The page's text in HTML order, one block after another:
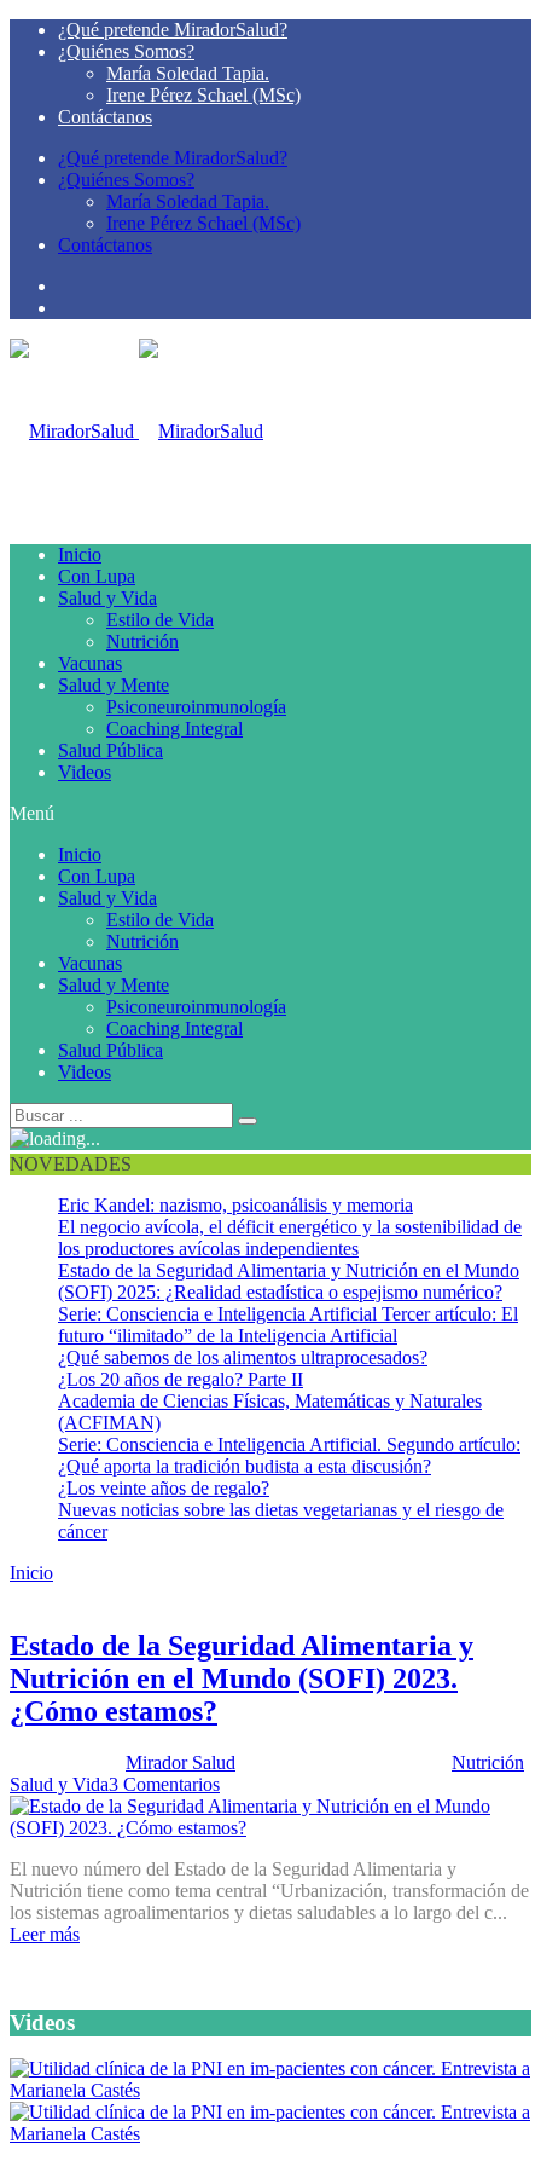
¿Qué pretende MiradorSalud?
¿Quiénes Somos?
María Soledad Tapia.
Irene Pérez Schael (MSc)
Contáctanos
¿Qué pretende MiradorSalud?
¿Quiénes Somos?
María Soledad Tapia.
Irene Pérez Schael (MSc)
Contáctanos
Inicio
Con Lupa
Salud y Vida
Estilo de Vida
Nutrición
Vacunas
Salud y Mente
Psiconeuroinmunología
Coaching Integral
Salud Pública
Videos
Menú
Inicio
Con Lupa
Salud y Vida
Estilo de Vida
Nutrición
Vacunas
Salud y Mente
Psiconeuroinmunología
Coaching Integral
Salud Pública
Videos
NOVEDADES
Eric Kandel: nazismo, psicoanálisis y memoria
El negocio avícola, el déficit energético y la sostenibilidad de
los productores avícolas independientes
Estado de la Seguridad Alimentaria y Nutrición en el Mundo
(SOFI) 2025: ¿Realidad estadística o espejismo numérico?
Serie: Consciencia e Inteligencia Artificial Tercer artículo: El
futuro “ilimitado” de la Inteligencia Artificial
¿Qué sabemos de los alimentos ultraprocesados?
¿Los 20 años de regalo? Parte II
Academia de Ciencias Físicas, Matemáticas y Naturales
(ACFIMAN)
Serie: Consciencia e Inteligencia Artificial. Segundo artículo:
¿Qué aporta la tradición budista a esta discusión?
¿Los veinte años de regalo?
Nuevas noticias sobre las dietas vegetarianas y el riesgo de
cáncer
Inicio
Estado de la Seguridad Alimentaria y
Nutrición en el Mundo (SOFI) 2023.
¿Cómo estamos?
Mirador Salud Nutrición
Salud y Vida3 Comentarios
El nuevo número del Estado de la Seguridad Alimentaria y
Nutrición tiene como tema central “Urbanización, transformación de
los sistemas agroalimentarios y dietas saludables a lo largo del c...
Leer más
Videos